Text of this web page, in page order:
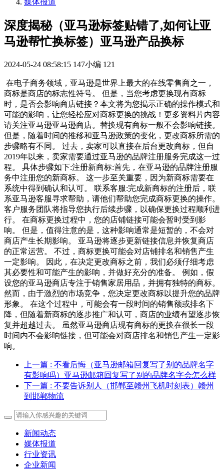
媒体报道
深度揭秘（亚马逊标签贴错了,如何让亚
马逊帮忙换标签）亚马逊产品换标
2024-05-24 08:58:15 147小编 121
在电子商务领域，亚马逊是世界上最大的在线零售商之一，
商标是商店的标志性符号。 但是，当您考虑更换现有商标
时，是否会影响商店链接？本文将为您揭示正确的操作模式和
可能的影响，让您轻松应对商标更换的挑战！更多资料片内容
请关注亚马逊亚马逊商店。替换现有商标一般不会影响链接。
但是，随着时间的推移和亚马逊政策的变化，更改商标所需的
步骤略有不同。 过去，卖家可以直接在后台更改商标，但自
2019年以来，卖家需要通过亚马逊的品牌注册服务完成这一过
程。 具体步骤如下:注册新商标:首先，在亚马逊的品牌注册服
务中注册您的新商标。 这一步至关重要，因为新商标需要在
系统中得到确认和认可。 联系客服:完成新商标的注册后，联
系亚马逊客服寻求帮助，请他们帮助您完成商标更换的操作。
客户服务团队将指导您执行后续步骤，以确保更换过程顺利进
行。 在商标更换过程中，您的店铺链接可能会暂时受到影
响。 但是，值得注意的是，这种影响通常是短暂的，不会对
商店产生长期影响。 亚马逊将逐步更新链接信息并恢复商店
的正常运营。 不过，商标更换可能会对店铺排名和销售产生
一定影响。 因此，在决定更改商标之前，我们必须仔细考虑
其必要性和可能产生的影响，并做好充分的准备。 例如，假
设您的亚马逊商店专注于销售家居用品，并拥有独特的商标。
然而，由于激烈的市场竞争，您决定更改商标以提升您的品牌
形象。 在这个过程中，可能会有一段时间的销售额或排名下
降，但随着新商标的逐步推广和认可，商店的业绩有望逐步恢
复并超越过去。 虽然亚马逊商店现有商标的更换在很长一段
时间内不会影响链接，但可能会对商店排名和销售产生一定影
响。
上一篇 : 不看后悔（亚马逊邮箱回复写了别的品牌名字
有影响吗）亚马逊邮箱回复写了别的品牌名字会怎么样
下一篇 : 不要告诉别人（邯郸至赣州飞机时刻表）赣州
到邯郸物流
新闻动态
媒体报道
行业资讯
企业新闻